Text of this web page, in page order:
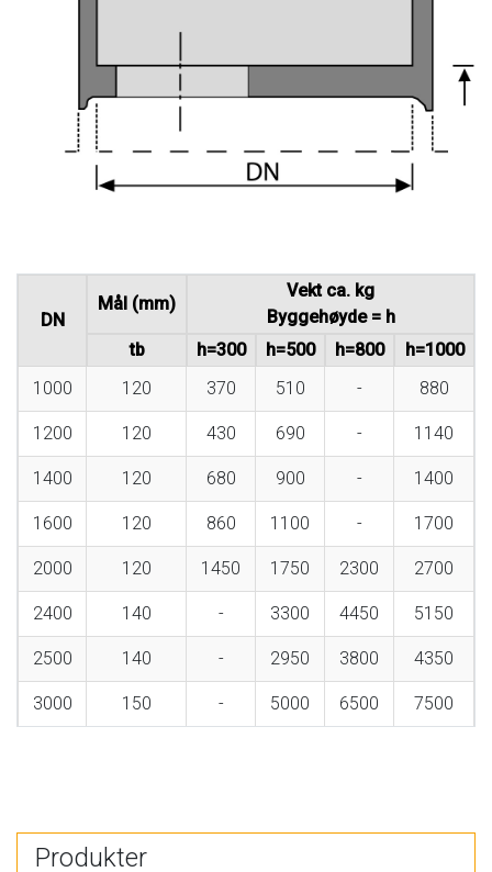
DN
Mål (mm)
Vekt ca. kg
Byggehøyde = h
tb
h=300 h=500 h=800
h=1000
1000
120 370 510 - 880
1200 120 430 690 - 1140
1400 120 680 900 - 1400
1600 120 860 1100 - 1700
2000 120 1450 1750 2300 2700
2400 140 - 3300 4450 5150
2500 140 - 2950 3800 4350
3000 150 - 5000 6500 7500
Produkter